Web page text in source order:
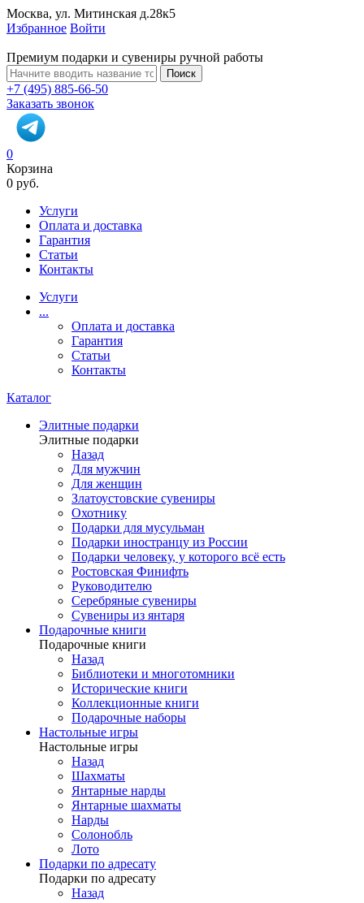
Москва, ул. Митинская д.28к5
Избранное Войти
Премиум подарки и сувениры ручной работы
Поиск
+7 (495) 885-66-50
Заказать звонок
0
Корзина
0 руб.
Услуги
Оплата и доставка
Гарантия
Статьи
Контакты
Услуги
...
Оплата и доставка
Гарантия
Статьи
Контакты
Каталог
Элитные подарки
Элитные подарки
Назад
Для мужчин
Для женщин
Златоустовские сувениры
Охотнику
Подарки для мусульман
Подарки иностранцу из России
Подарки человеку, у которого всё есть
Ростовская Финифть
Руководителю
Серебряные сувениры
Сувениры из янтаря
Подарочные книги
Подарочные книги
Назад
Библиотеки и многотомники
Исторические книги
Коллекционные книги
Подарочные наборы
Настольные игры
Настольные игры
Назад
Шахматы
Янтарные нарды
Янтарные шахматы
Нарды
Солонобль
Лото
Подарки по адресату
Подарки по адресату
Назад